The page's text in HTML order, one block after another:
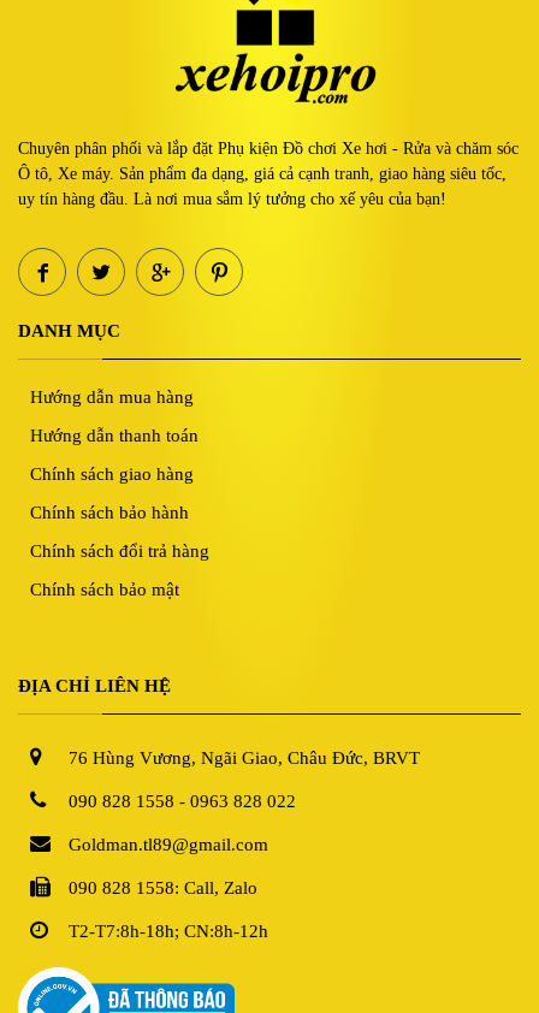
Chuyên phân phối và lắp đặt Phụ kiện Đồ chơi Xe hơi - Rửa và chăm sóc
Ô tô, Xe máy. Sản phẩm đa dạng, giá cả cạnh tranh, giao hàng siêu tốc,
uy tín hàng đầu. Là nơi mua sắm lý tưởng cho xế yêu của bạn!
DANH MỤC
Hướng dẫn mua hàng
Hướng dẫn thanh toán
Chính sách giao hàng
Chính sách bảo hành
Chính sách đổi trả hàng
Chính sách bảo mật
ĐỊA CHỈ LIÊN HỆ
76 Hùng Vương, Ngãi Giao, Châu Đức, BRVT
090 828 1558 - 0963 828 022
Goldman.tl89@gmail.com
090 828 1558: Call, Zalo
T2-T7:8h-18h; CN:8h-12h